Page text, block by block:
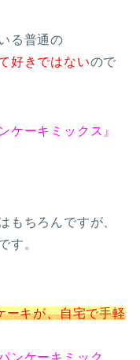
る普通の
好きではないので
ケーキミックス』
もちろんですが、
す。
ーキが、自宅で手軽
ンケーキミック